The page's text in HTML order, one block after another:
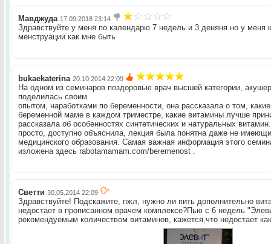
Мавджуда 17.09.2018 23:14
Здравствуйте у меня по календарю 7 недель и 3 деняня но у меня
менструации как мне быть
bukaekaterina 20.10.2014 22:09
На одном из семинаров поздоровью врач высшей категории,
поделилась своим
опытом, наработками по беременности, она рассказала о том,
беременной маме в каждом триместре, какие витамины лучше
рассказала об особенностях синтетических и натуральных
просто, доступно объяснила, лекция была понятна даже не
медицинского образования. Самая важная информация этого
изложена здесь rabotamamam.com/beremenost .
Светти 30.05.2014 22:09
Здравствуйте! Подскажите, пжл, нужно ли пить дополнительно
недостает в прописанном врачем комплексе?Пью с 6 недель
рекомендуемым количеством витаминов, кажется,что недостает